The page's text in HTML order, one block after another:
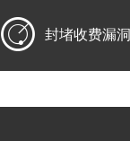
 封堵收费漏洞